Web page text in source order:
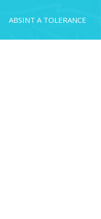
ABSINT A TOLERANCE